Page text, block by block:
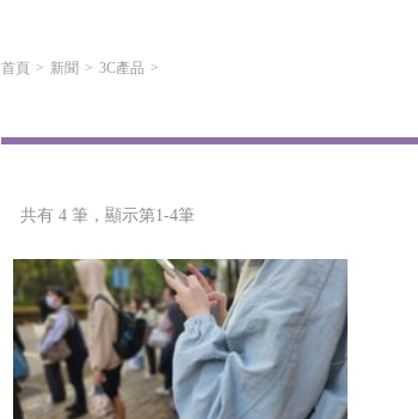
首頁 新聞 3C產品
共有 4 筆， 顯示第1-4筆